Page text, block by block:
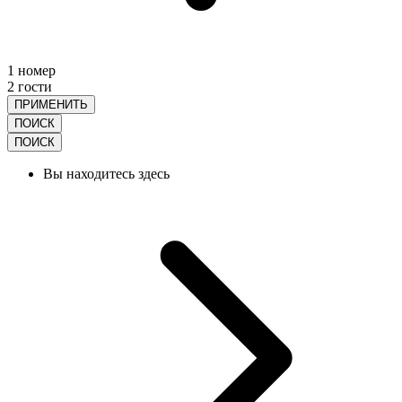
1 номер
2 гости
ПРИМЕНИТЬ
ПОИСК
ПОИСК
Вы находитесь здесь